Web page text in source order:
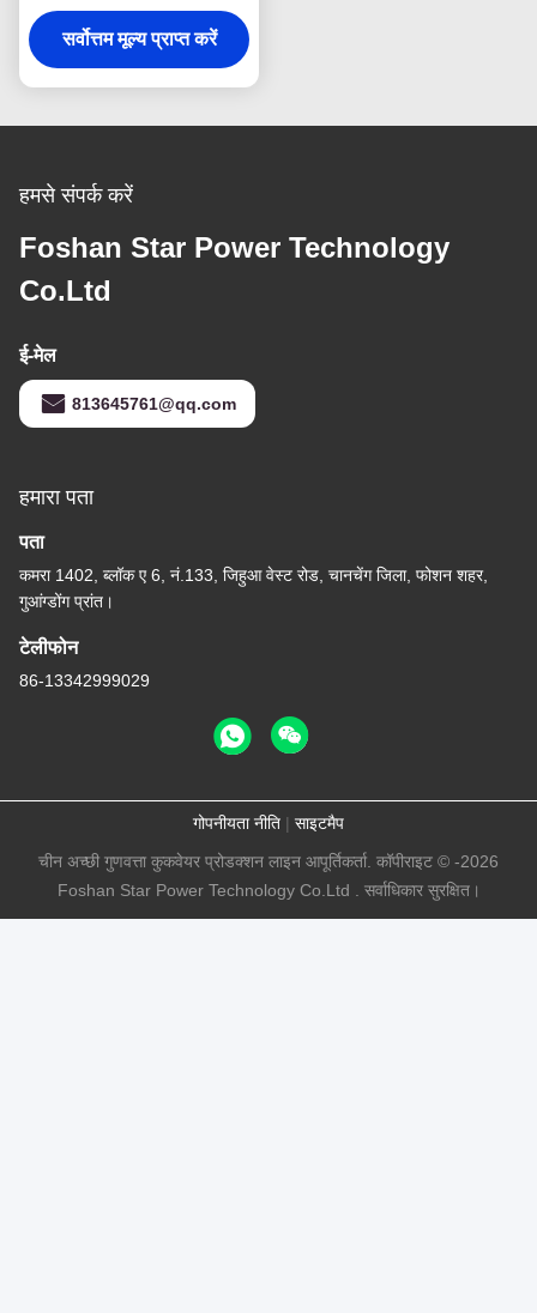
सर्वोत्तम मूल्य प्राप्त करें
हमसे संपर्क करें
Foshan Star Power Technology
Co.Ltd
ई-मेल
813645761@qq.com
हमारा पता
पता
कमरा 1402, ब्लॉक ए 6, नं.133, जिहुआ वेस्ट रोड, चानचेंग जिला, फोशन शहर,
गुआंग्डोंग प्रांत।
टेलीफोन
86-13342999029
गोपनीयता नीति | साइटमैप
चीन अच्छी गुणवत्ता कुकवेयर प्रोडक्शन लाइन आपूर्तिकर्ता. कॉपीराइट © -2026
Foshan Star Power Technology Co.Ltd . सर्वाधिकार सुरक्षित।